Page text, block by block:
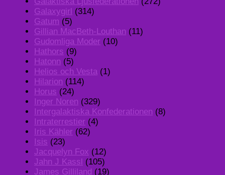
Galaxygirl (314)
Gatum (5)
Gillian MacBeth-Louthan (11)
Gudomliga Moder (10)
Hathors (9)
Hatonn (5)
Helios och Vesta (1)
Hilarion (114)
Horus (24)
Inger Noren (329)
Intergalaktiska Konfederationen (8)
Intraterrestier (4)
Iris Kähler (62)
Isis (23)
Jacquelyn Fox (12)
Jahn J Kassl (105)
James Gilliland (19)